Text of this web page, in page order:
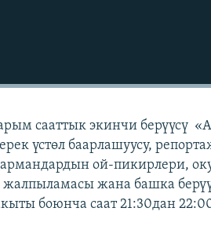
сааттык экинчи берүүсү
үстөл баарлашуусу,
ой-пикирлери,
жана башка
боюнча саат 21:30дан